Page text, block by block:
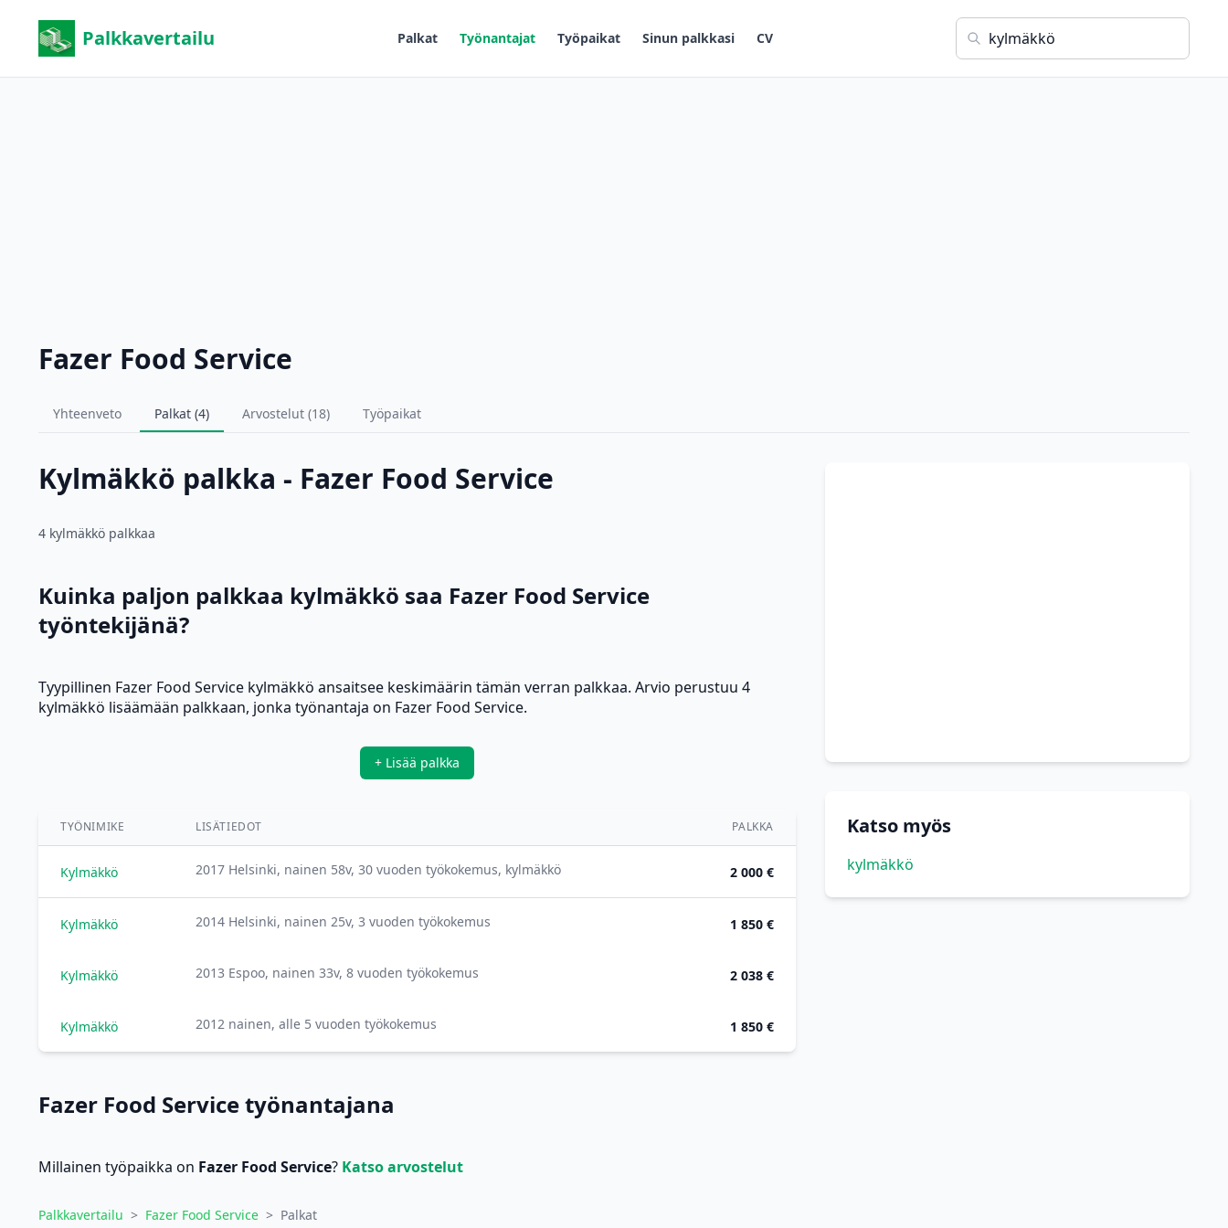
Palkkavertailu Palkat Työnantajat Työpaikat Sinun palkkasi CV
Fazer Food Service
Yhteenveto Palkat (4) Arvostelut (18) Työpaikat
Kylmäkkö palkka - Fazer Food Service
4 kylmäkkö palkkaa
Kuinka paljon palkkaa kylmäkkö saa Fazer Food Service
työntekijänä?
Tyypillinen Fazer Food Service kylmäkkö ansaitsee keskimäärin tämän verran palkkaa. Arvio perustuu 4
kylmäkkö lisäämään palkkaan, jonka työnantaja on Fazer Food Service.
+ Lisää palkka
TYÖNIMIKE LISÄTIEDOT PALKKA
Kylmäkkö 2017 Helsinki, nainen 58v, 30 vuoden työkokemus, kylmäkkö 2 000 €
Kylmäkkö 2014 Helsinki, nainen 25v, 3 vuoden työkokemus 1 850 €
Kylmäkkö 2013 Espoo, nainen 33v, 8 vuoden työkokemus 2 038 €
Kylmäkkö 2012 nainen, alle 5 vuoden työkokemus 1 850 €
Fazer Food Service työnantajana
Millainen työpaikka on Fazer Food Service? Katso arvostelut
Palkkavertailu > Fazer Food Service > Palkat
Katso myös
kylmäkkö